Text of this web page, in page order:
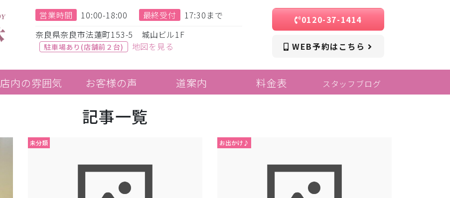
営業時間 10:00-18:00 最終受付
17:30まで
奈良県奈良市法蓮町153-5 城山ビル1F
駐車場あり(店舗前２台) 地図を見る
0120-37-1414
WEB予約はこちら
店内の雰囲気 お客様の声 道案内 料金表 スタッフブログ
記事一覧
未分類 お出かけ♪